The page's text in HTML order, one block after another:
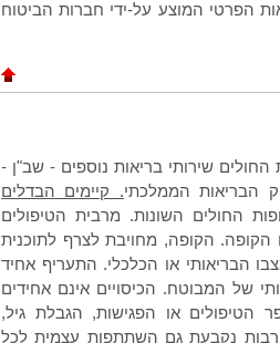
הפרטי המוצע על-ידי חברות הביטוח
שירותי בריאות נוספים - שב"ן -
הבריאות הממלכתי. קיימים הבדלים
החולים השונות. מרבית הטיפולים
הקופה, מחויבת לצרף לתוכנית
הבריאותי או הכלכלי. התעריף אחיד
של המבוטח. הכיסויים אינם אחידים
הטיפולים או הפגישות, הגבלת גיל,
נקבעת גם השתתפות עצמית לכל